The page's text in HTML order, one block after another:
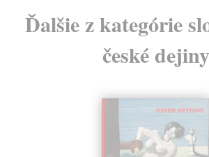
Ďalšie z kategórie
české dejiny